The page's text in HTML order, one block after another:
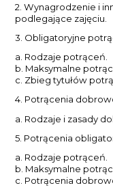
2. Wynagrodzenie i
podlegające zajęciu.
3. Obligatoryjne
a. Rodzaje potrąceń.
b. Maksymalne
c. Zbieg tytułów
4. Potrącenia
a. Rodzaje i zasady
5. Potrącenia
a. Rodzaje potrąceń.
b. Maksymalne
c. Potrącenia